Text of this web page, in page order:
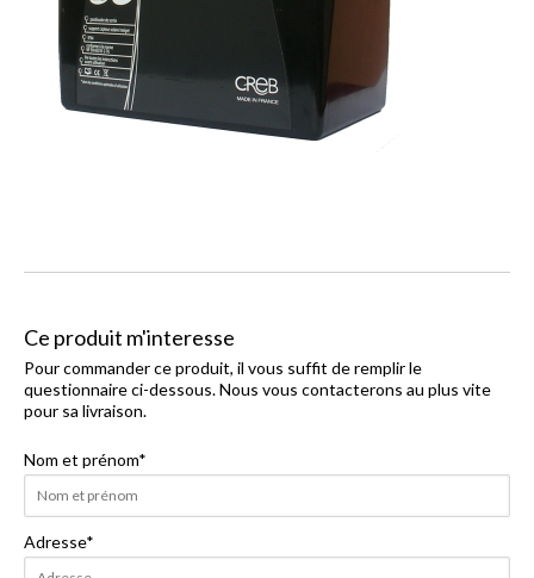
Ce produit m'interesse
Pour commander ce produit, il vous suffit de remplir le
questionnaire ci-dessous. Nous vous contacterons au plus vite
pour sa livraison.
Nom et prénom*
Adresse*